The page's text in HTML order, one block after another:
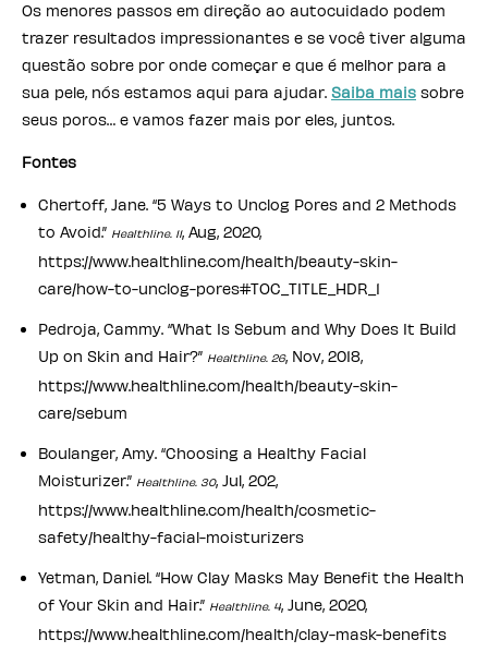
Os menores passos em direção ao autocuidado podem
trazer resultados impressionantes e se você tiver alguma
questão sobre por onde começar e que é melhor para a
sua pele, nós estamos aqui para ajudar. Saiba mais sobre
seus poros… e vamos fazer mais por eles, juntos.
Fontes
Chertoff, Jane. “5 Ways to Unclog Pores and 2 Methods
to Avoid.” Healthline. 11, Aug, 2020,
https://www.healthline.com/health/beauty-skin-
care/how-to-unclog-pores#TOC_TITLE_HDR_1
Pedroja, Cammy. “What Is Sebum and Why Does It Build
Up on Skin and Hair?” Healthline. 26, Nov, 2018,
https://www.healthline.com/health/beauty-skin-
care/sebum
Boulanger, Amy. “Choosing a Healthy Facial
Moisturizer.” Healthline. 30, Jul, 202,
https://www.healthline.com/health/cosmetic-
safety/healthy-facial-moisturizers
Yetman, Daniel. “How Clay Masks May Benefit the Health
of Your Skin and Hair.” Healthline. 4, June, 2020,
https://www.healthline.com/health/clay-mask-benefits